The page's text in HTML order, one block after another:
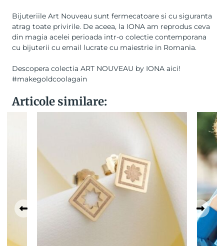
Bijuteriile Art Nouveau sunt fermecatoare si cu siguranta
atrag toate privirile. De aceea, la IONA am reprodus ceva
din magia acelei perioada intr-o colectie contemporana
cu bijuterii cu email lucrate cu maiestrie in Romania.
Descopera colectia ART NOUVEAU by IONA aici!
#makegoldcoolagain
Articole similare: